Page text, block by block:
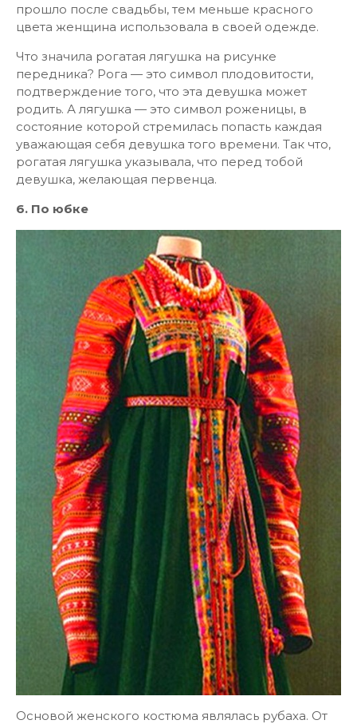
прошло после свадьбы, тем меньше красного
цвета женщина использовала в своей одежде.
Что значила рогатая лягушка на рисунке
передника? Рога — это символ плодовитости,
подтверждение того, что эта девушка может
родить. А лягушка — это символ роженицы, в
состояние которой стремилась попасть каждая
уважающая себя девушка того времени. Так что,
рогатая лягушка указывала, что перед тобой
девушка, желающая первенца.
6. По юбке
Основой женского костюма являлась рубаха. От